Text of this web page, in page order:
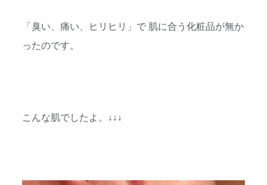
「臭い、痛い、ヒリヒリ」で 肌に合う化粧品が無か
ったのです。
こんな肌でしたよ。↓↓↓